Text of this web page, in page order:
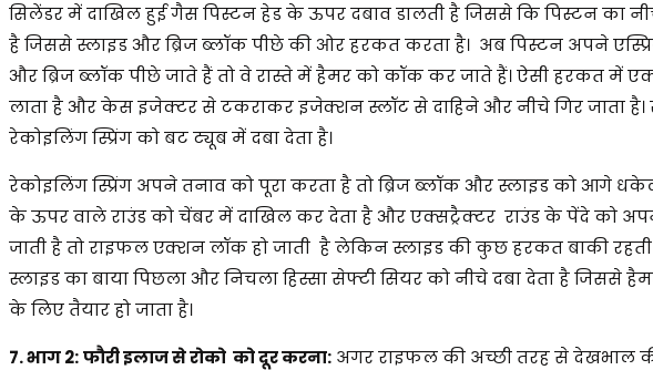
सिलेंडर में दाखिल हुई गैस पिस्टन हेड के ऊपर दबाव डालती है जिससे कि पिस्टन का
है जिससे स्लाइड और ब्रिज ब्लॉक पीछे की ओर हरकत करता है। अब पिस्टन अपने
और ब्रिज ब्लॉक पीछे जाते हैं तो वे रास्ते में हैमर को कॉक कर जाते हैं। ऐसी हरकत में
लाता है और केस इजेक्टर से टकराकर इजेक्शन स्लॉट से दाहिने और नीचे गिर जाता
रेकोइलिंग स्प्रिंग को बट ट्यूब में दबा देता है।
रेकोइलिंग स्प्रिंग अपने तनाव को पूरा करता है तो ब्रिज ब्लॉक और स्लाइड को आगे
के ऊपर वाले राउंड को चेंबर में दाखिल कर देता है और एक्सट्रैक्टर राउंड के पेंदे को
जाती है तो राइफल एक्शन लॉक हो जाती है लेकिन स्लाइड की कुछ हरकत बाकी
स्लाइड का बाया पिछला और निचला हिस्सा सेफ्टी सियर को नीचे दबा देता है जिससे
के लिए तैयार हो जाता है।
7. भाग 2:फौरी इलाज से रोको को दूर करना: अगर राइफल की अच्छी तरह से देखभाल